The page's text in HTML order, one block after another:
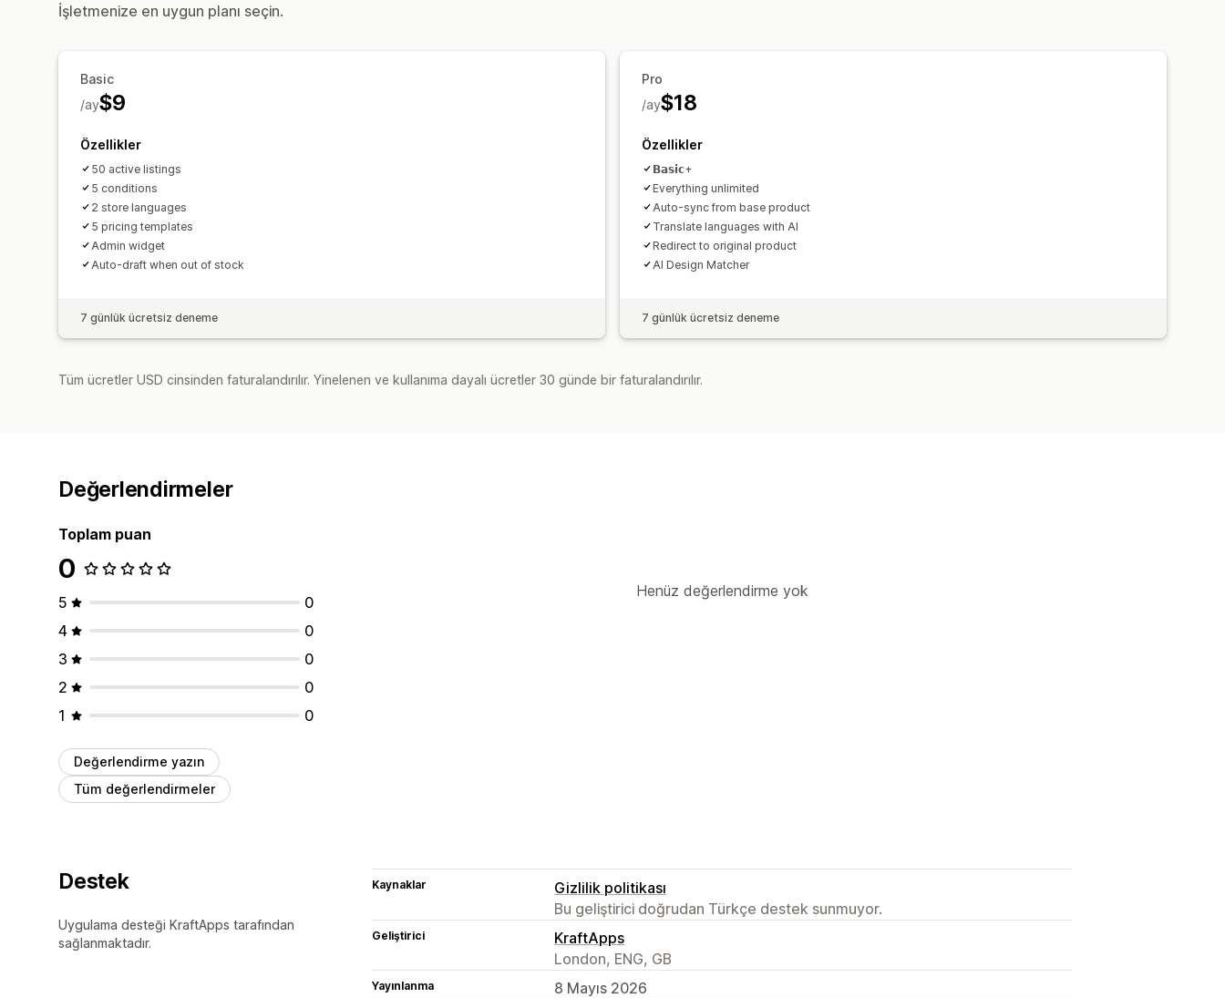
İşletmenize en uygun planı seçin.
Basic
$9
/ay
Özellikler
50 active listings
5 conditions
2 store languages
5 pricing templates
Admin widget
Auto-draft when out of stock
7 günlük ücretsiz deneme
Pro
$18
/ay
Özellikler
𝗕𝗮𝘀𝗶𝗰+
Everything unlimited
Auto-sync from base product
Translate languages with AI
Redirect to original product
AI Design Matcher
7 günlük ücretsiz deneme
Tüm ücretler USD cinsinden faturalandırılır. Yinelenen ve kullanıma dayalı ücretler 30 günde bir faturalandırılır.
Değerlendirmeler
Toplam puan
0
5
0
4
0
3
0
2
0
1
0
Değerlendirme yazın
Tüm değerlendirmeler
Henüz değerlendirme yok
Destek
Uygulama desteği KraftApps tarafından
sağlanmaktadır.
Kaynaklar
Gizlilik politikası
Bu geliştirici doğrudan Türkçe destek sunmuyor.
Geliştirici
KraftApps
London, ENG, GB
Yayınlanma 8 Mayıs 2026